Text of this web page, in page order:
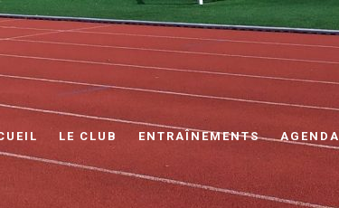
LE CLUB ENTRAÎNEMENTS AGENDA